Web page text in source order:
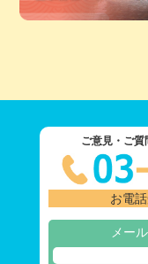
ご意見・ご質
お電
メー